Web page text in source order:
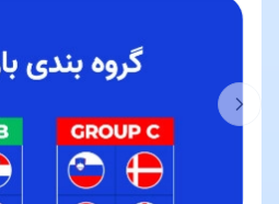
Previous slide